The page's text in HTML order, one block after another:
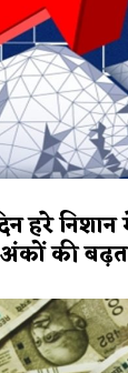
हरे
की